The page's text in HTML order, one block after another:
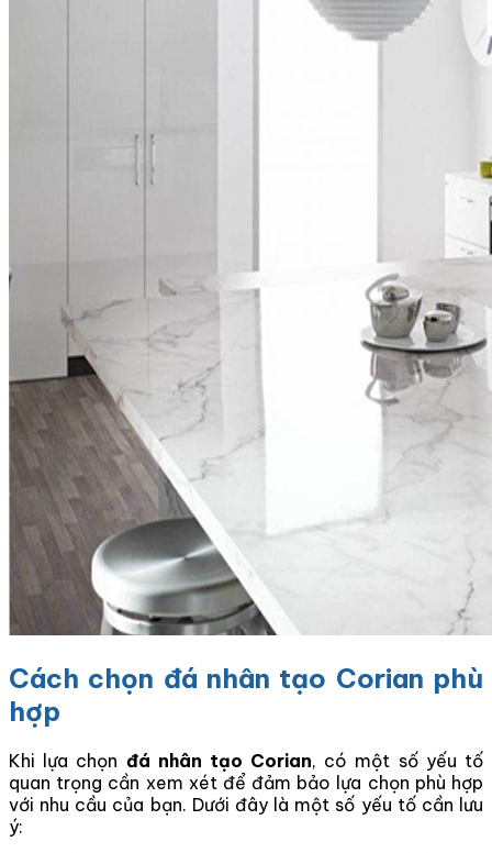
Cách chọn đá nhân tạo Corian phù
hợp
Khi lựa chọn đá nhân tạo Corian, có một số yếu tố
quan trọng cần xem xét để đảm bảo lựa chọn phù hợp
với nhu cầu của bạn. Dưới đây là một số yếu tố cần lưu
ý: